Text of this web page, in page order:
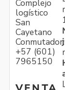
Complejo
logístico
San
Cayetano
Conmutador:
+57 (601)
7965150